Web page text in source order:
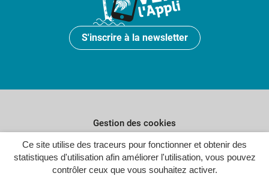
Ce site utilise des traceurs pour fonctionner et obtenir des
statistiques d'utilisation afin améliorer l'utilisation, vous pouvez
contrôler ceux que vous souhaitez activer.
S'inscrire à la newsletter
Gestion des cookies
Plan du site
Politique de confidentialité